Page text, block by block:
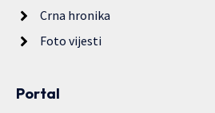
Crna hronika
Foto vijesti
Portal